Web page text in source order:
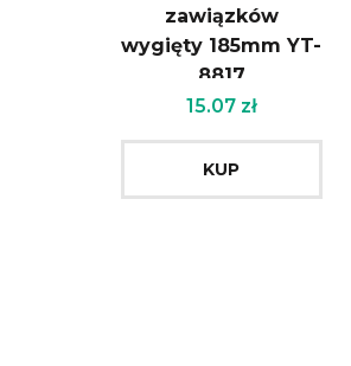
zawiązków
wygięty 185mm YT-
8817
15.07 zł
KUP